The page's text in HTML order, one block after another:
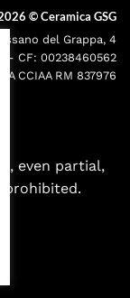
©Ceramica GSG
del Grappa, 4
- CF: 00238460562
CCIAA RM 837976
even partial,
prohibited.